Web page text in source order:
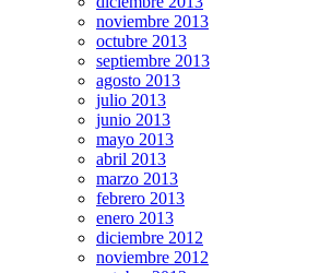
noviembre 2013
octubre 2013
septiembre 2013
agosto 2013
julio 2013
junio 2013
mayo 2013
abril 2013
marzo 2013
febrero 2013
enero 2013
diciembre 2012
noviembre 2012